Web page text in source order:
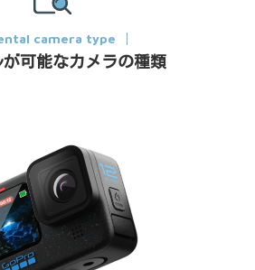
camera type
が可能なカメラの種類